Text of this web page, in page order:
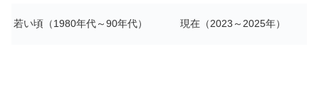
若い頃（1980年代～90年代） 現在（2023～2025年）